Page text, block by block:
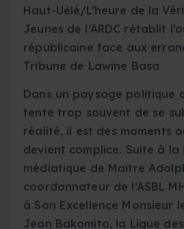
Haut-Uélé/L’heure de la
Jeunes de l’ARDC rétablit
républicaine face aux
Tribune de Lawine Basa
Dans un paysage politique
tente trop souvent de se
réalité, il est des moments
devient complice. Suite à
médiatique de Maître
coordonnateur de l’ASBL
à Son Excellence Monsieur
Jean Bakomito, la Ligue